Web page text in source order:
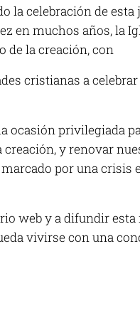
la celebración de
en muchos años, la
de la creación, con
cristianas a
ocasión privilegiada
creación, y renovar
por una crisis
web y a difundir
vivirse con una